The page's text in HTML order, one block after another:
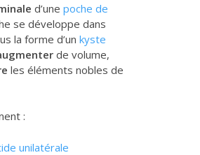
d’une poche de
se développe dans
la forme d’un kyste
de volume,
les éléments nobles de
:
unilatérale